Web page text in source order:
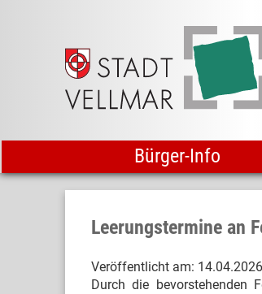
Bürger-Info
Leerungstermine an
Veröffentlicht am: 14.04.2026
Durch die